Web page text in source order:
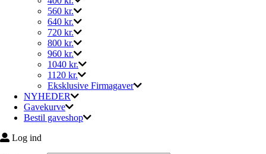
560 kr.
640 kr.
720 kr.
800 kr.
960 kr.
1040 kr.
1120 kr.
Eksklusive Firmagaver
NYHEDER
Gavekurve
Bestil gaveshop
Log ind